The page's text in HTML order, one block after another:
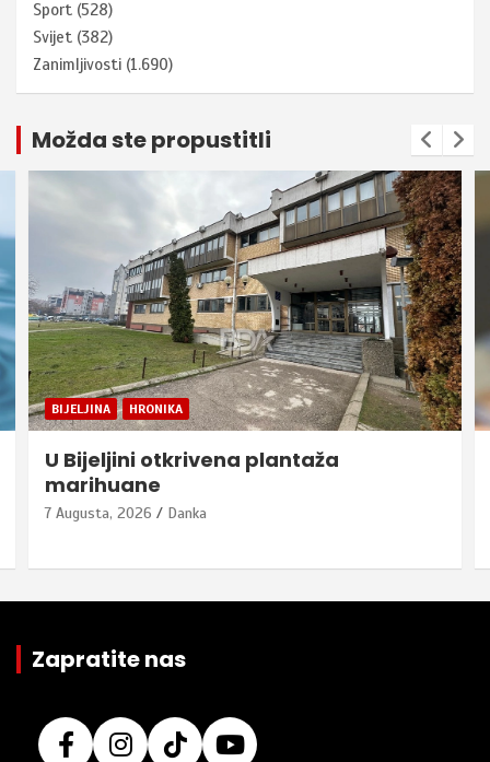
Sport (528)
Svijet (382)
Zanimljivosti (1.690)
Možda ste propustitli
BIJELJINA HRONIKA
U Bijeljini otkrivena plantaža
marihuane
7 Augusta, 2026 Danka
Zapratite nas